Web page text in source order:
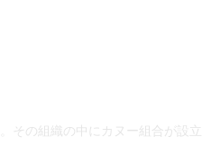
その組織の中にカヌー組合が設立